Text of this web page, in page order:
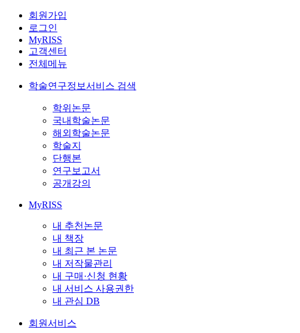
회원가입
로그인
MyRISS
고객센터
전체메뉴
학술연구정보서비스 검색
학위논문
국내학술논문
해외학술논문
학술지
단행본
연구보고서
공개강의
MyRISS
내 추천논문
내 책장
내 최근 본 논문
내 저작물관리
내 구매·신청 현황
내 서비스 사용권한
내 관심 DB
회원서비스